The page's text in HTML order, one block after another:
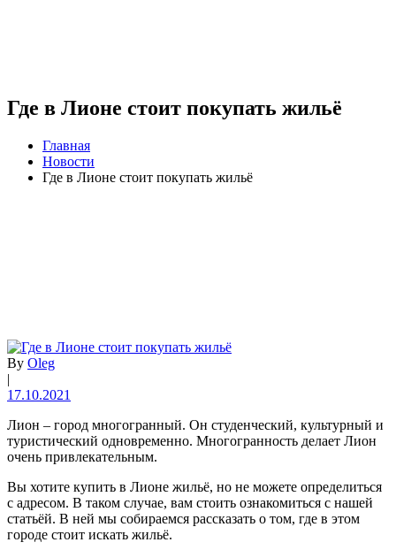
Где в Лионе стоит покупать жильё
Главная
Новости
Где в Лионе стоит покупать жильё
By Oleg
|
17.10.2021
Лион – город многогранный. Он студенческий, культурный и
туристический одновременно. Многогранность делает Лион
очень привлекательным.
Вы хотите купить в Лионе жильё, но не можете определиться
с адресом. В таком случае, вам стоить ознакомиться с нашей
статьёй. В ней мы собираемся рассказать о том, где в этом
городе стоит искать жильё.